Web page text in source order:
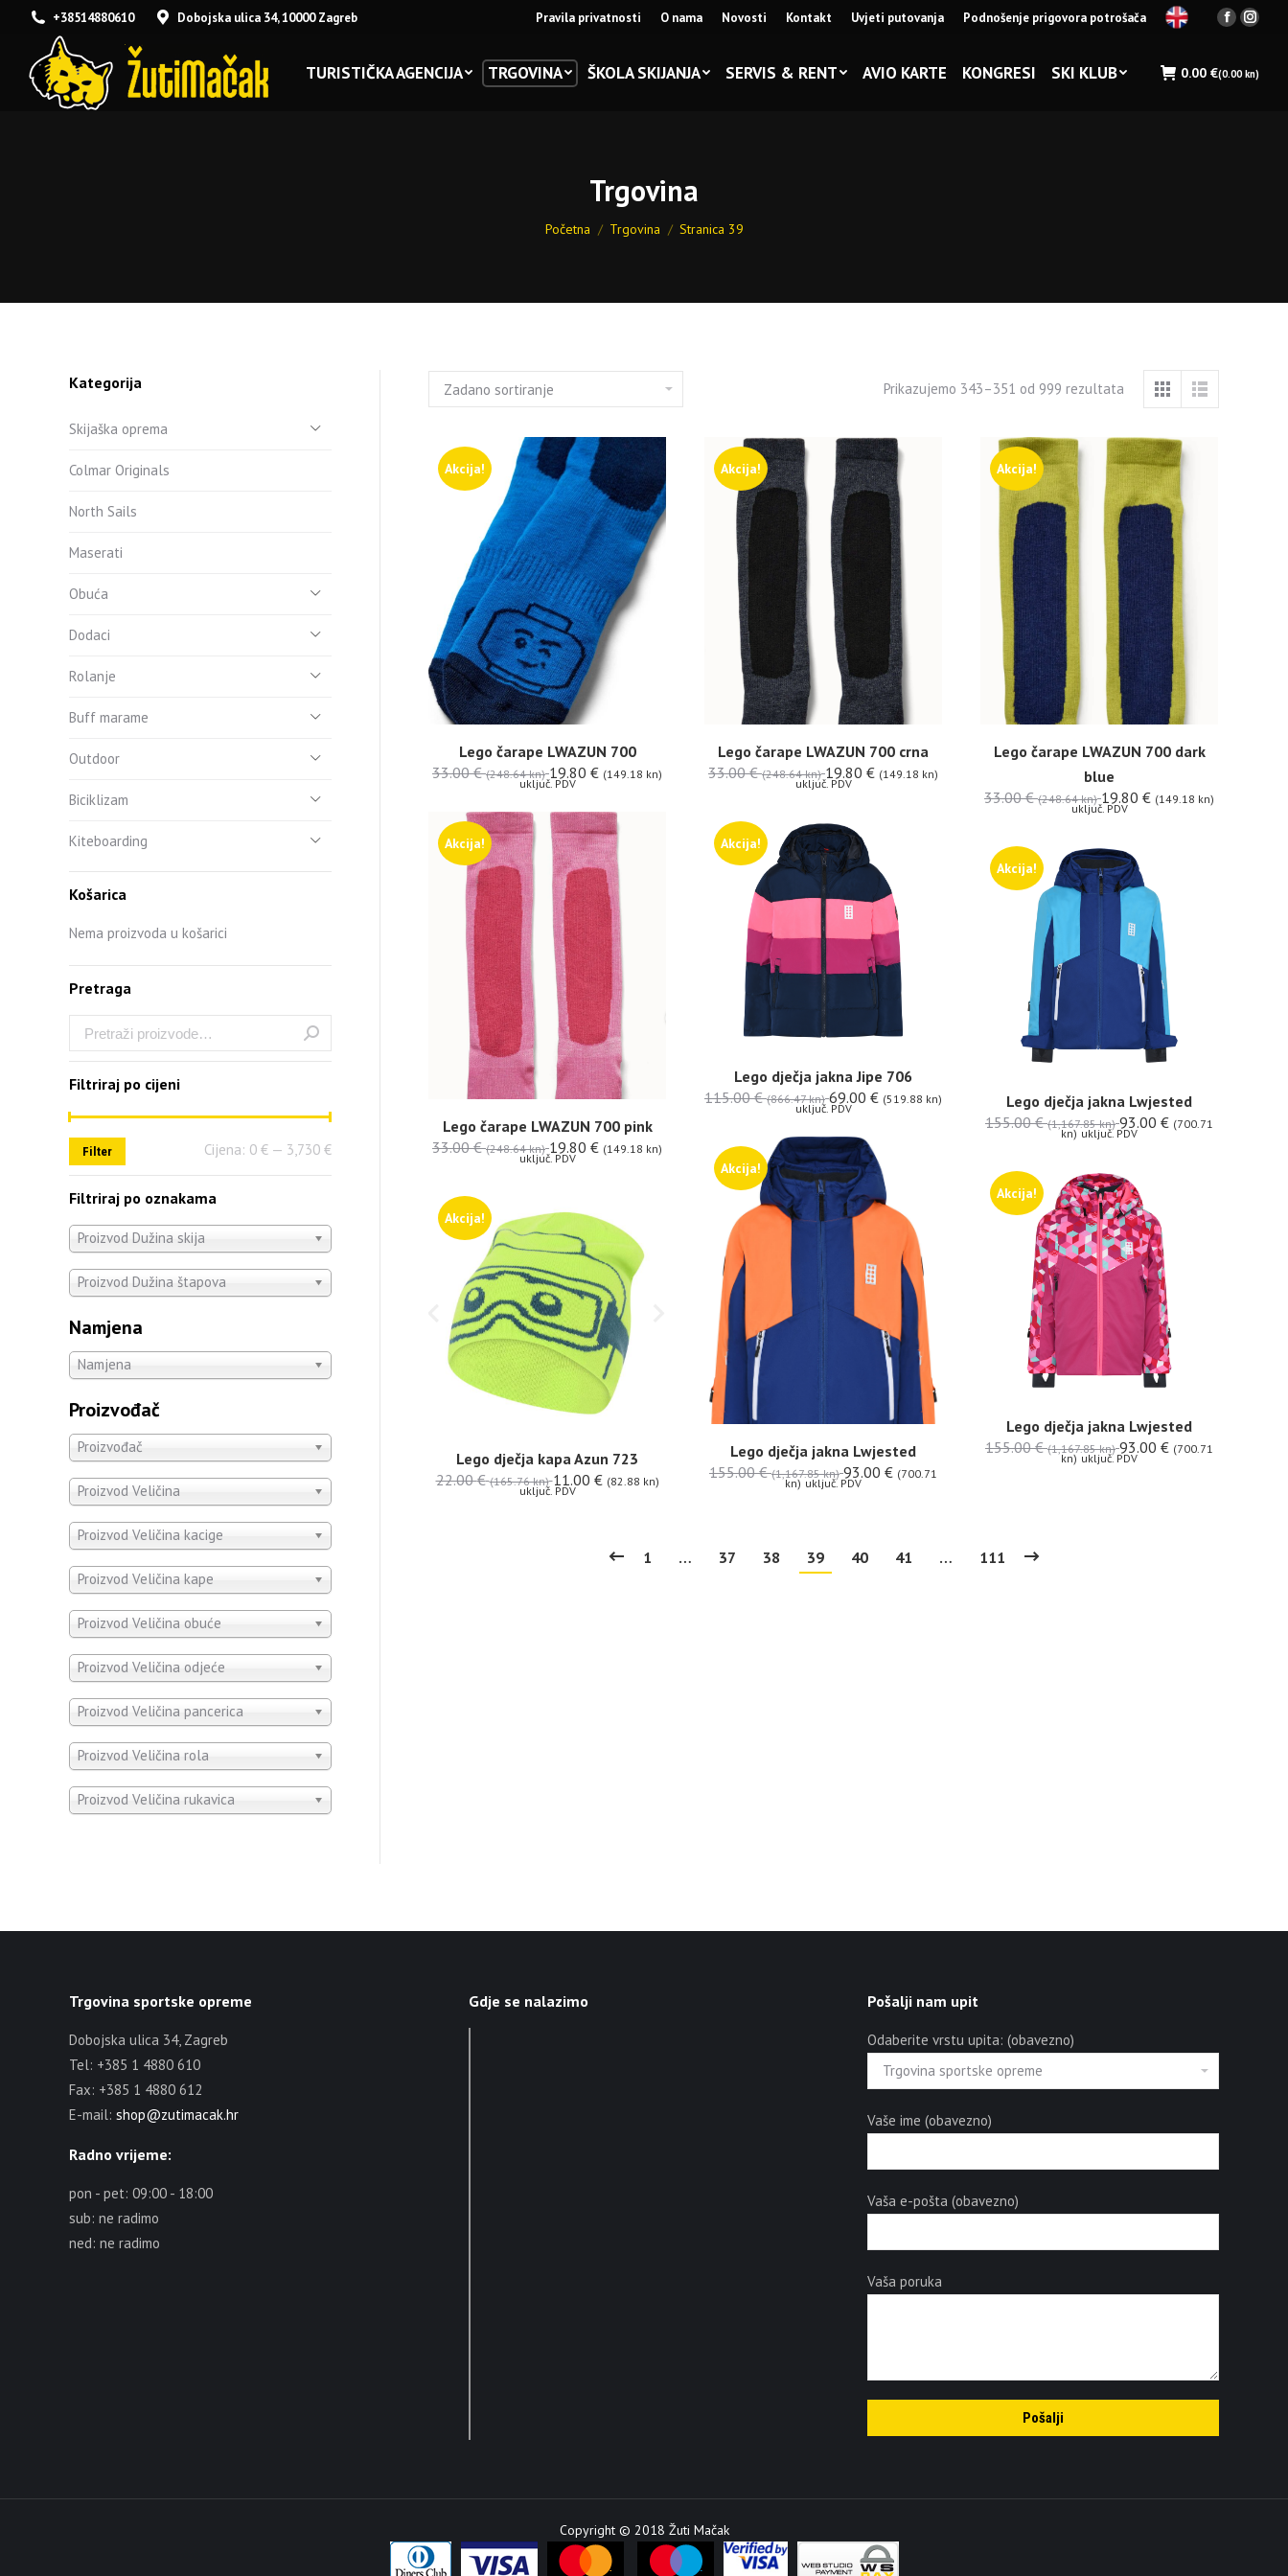
+38514880610 Dobojska ulica 34, 10000 Zagreb Pravila privatnosti O nama Novosti Kontakt Uvjeti putovanja Podnošenje prigovora potrošača
Facebook
in
in
TURISTIČKA AGENCIJA TRGOVINA ŠKOLA SKIJANJA SERVIS & RENT AVIO KARTE KONGRESI SKI KLUB 0.00 €(0.00 kn)
Trgovina
You are here:
Početna Trgovina Stranica 39
Prikazujemo 343–351 od 999 rezultata
Akcija!
Lego čarape LWAZUN 700
33.00€ (248.64 kn) 19.80 € (149.18 kn)
uključ. PDV
Akcija!
Lego čarape LWAZUN 700 crna
33.00€ (248.64 kn) 19.80 € (149.18 kn)
uključ. PDV
Akcija!
Lego čarape LWAZUN 700 dark
blue
33.00€ (248.64 kn) 19.80 € (149.18 kn)
uključ. PDV
Akcija!
Lego čarape LWAZUN 700 pink
33.00€ (248.64 kn) 19.80 € (149.18 kn)
uključ. PDV
Akcija!
Lego dječja jakna Jipe 706
115.00€ (866.47 kn) 69.00 € (519.88 kn)
uključ. PDV
Akcija!
Lego dječja jakna Lwjested
155.00€ (1,167.85 kn) 93.00 € (700.71
kn) uključ. PDV
Akcija!
Lego dječja jakna Lwjested
155.00€ (1,167.85 kn) 93.00 € (700.71
kn) uključ. PDV
Akcija!
Lego dječja jakna Lwjested
155.00€ (1,167.85 kn) 93.00 € (700.71
kn) uključ. PDV
Akcija!
Lego dječja kapa Azun 723
22.00€ (165.76 kn) 11.00 € (82.88 kn)
uključ. PDV
1 … 37 38 39 40 41 … 111
Kategorija
Skijaška oprema
Colmar Originals
North Sails
Maserati
Obuća
Dodaci
Rolanje
Buff marame
Outdoor
Biciklizam
Kiteboarding
Košarica
Nema proizvoda u košarici
Pretraga
Filtriraj po cijeni
Filter Cijena: 0 € — 3,730 €
Filtriraj po oznakama
Proizvod Dužina skija
Proizvod Dužina štapova
Namjena
Namjena
Proizvođač
Proizvođač
Proizvod Veličina
Proizvod Veličina kacige
Proizvod Veličina kape
Proizvod Veličina obuće
Proizvod Veličina odjeće
Proizvod Veličina pancerica
Proizvod Veličina rola
Proizvod Veličina rukavica
Trgovina sportske opreme
Dobojska ulica 34, Zagreb
Tel: +385 1 4880 610
Fax: +385 1 4880 612
E-mail: shop@zutimacak.hr
Radno vrijeme:
pon - pet: 09:00 - 18:00
sub: ne radimo
ned: ne radimo
Gdje se nalazimo Pošalji nam upit
Odaberite vrstu upita: (obavezno)
Vaše ime (obavezno)
Vaša e-pošta (obavezno)
Vaša poruka
Copyright © 2018 Žuti Mačak